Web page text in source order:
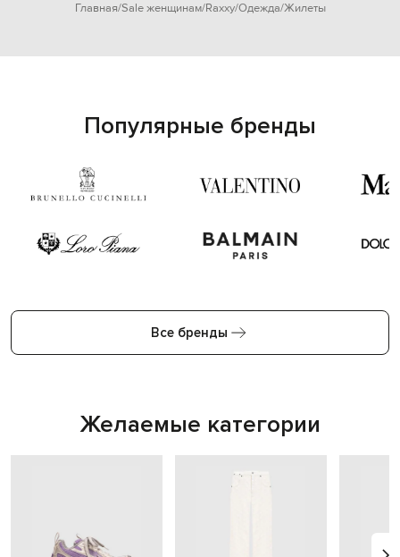
Главная Sale женщинам Raxxy Одежда Жилеты
Популярные бренды
Все бренды
Желаемые категории